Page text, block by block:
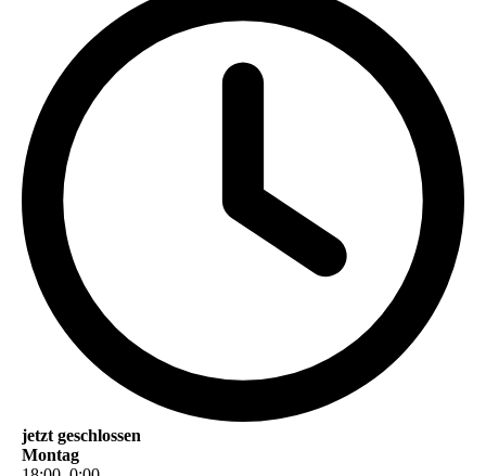
jetzt geschlossen
Montag